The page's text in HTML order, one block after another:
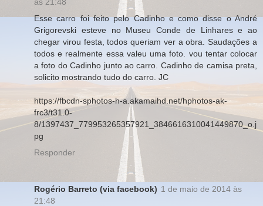
Esse carro foi feito pelo Cadinho e como disse o André
Grigorevski esteve no Museu Conde de Linhares e ao
chegar virou festa, todos queriam ver a obra. Saudações a
todos e realmente essa valeu uma foto. vou tentar colocar
a foto do Cadinho junto ao carro. Cadinho de camisa preta,
solicito mostrando tudo do carro. JC
https://fbcdn-sphotos-h-a.akamaihd.net/hphotos-ak-
frc3/t31.0-
8/1397437_779953265357921_3846616310041449870_o.j
pg
Responder
Rogério Barreto (via facebook) 1 de maio de 2014 às
21:48